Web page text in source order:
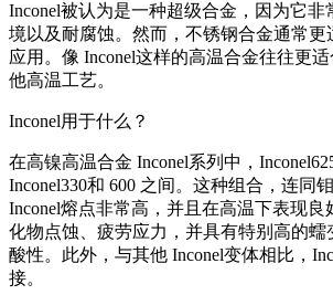
Inconel被认为是一种超级合金，因为它
境以及耐腐蚀。然而，不锈钢合金通常更
应用。像 Inconel这样的高温合金往往更
他高温工艺。
Inconel用于什么？
在高镍高温合金 Inconel系列中，
Inconel330和 600 之间。这种组合，连同
Inconel熔点非常高，并且在高温下表现良
化物点蚀、疲劳应力，并具有特别高的蠕
酸性。此外，与其他 Inconel变体相比，
接。